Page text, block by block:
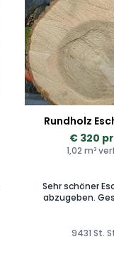
Rundholz
€ 320
1,02 m³
Sehr schöner
abzugeben.
9431 St.